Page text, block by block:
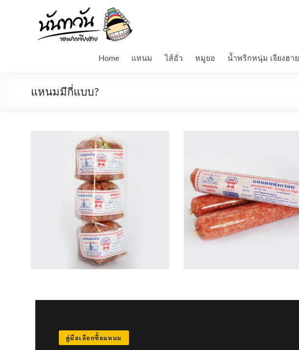
Namnuntawan
แหนม
รถ
Home แหนม ไส้อั่ว หมูยอ น้ำพริกหนุ่ม เจียงฮาย
แหนมมีกี่แบบ?
คู่มือเลือกซื้อแหนม